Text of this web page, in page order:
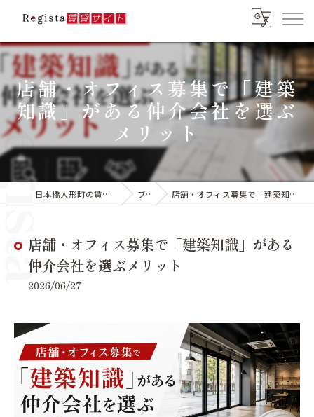
店舗・オフィス募集で「建築
知識」がある仲介会社を選ぶ
メリット
日本橋人形町の賃貸ならレジスタ合同会社 ブログ 店舗・オフィス募集で「建築知識」がある仲介会社を選ぶメリット
店舗・オフィス募集で「建築知識」がある
仲介会社を選ぶメリット
2026/06/27